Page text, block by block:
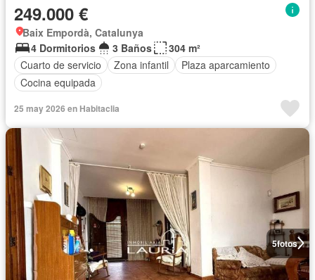
249.000 €
Baix Empordà, Catalunya
4 Dormitorios
3 Baños
304 m²
Cuarto de servicio
Zona infantil
Plaza aparcamiento
Cocina equipada
25 may 2026 en Habitaclia
5fotos